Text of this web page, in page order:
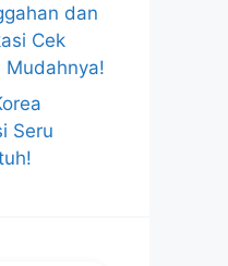
dan
Cek
Mudahnya!
Seru